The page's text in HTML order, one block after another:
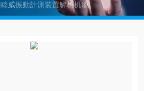
威振動計測装置解析机能